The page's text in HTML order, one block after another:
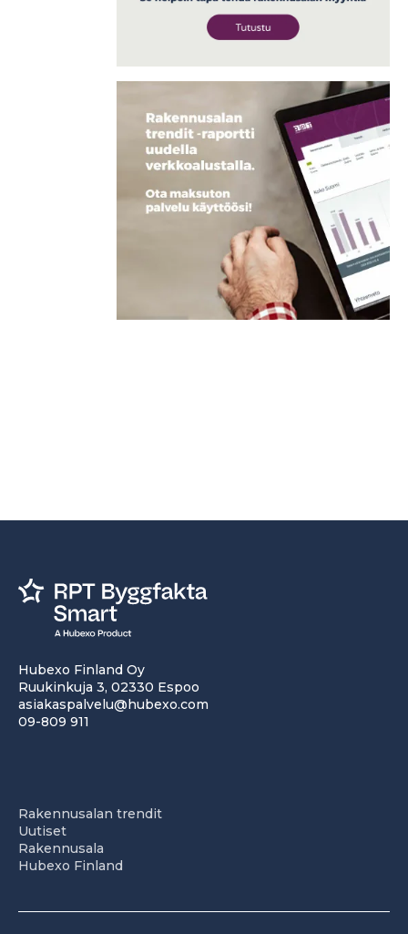
Hubexo Finland Oy
Ruukinkuja 3, 02330 Espoo
asiakaspalvelu@hubexo.com
09-809 911
Rakennusalan trendit
Uutiset
Rakennusala
Hubexo Finland